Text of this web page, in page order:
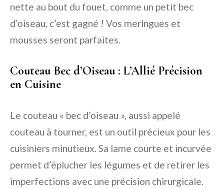
nette au bout du fouet, comme un petit bec
d’oiseau, c’est gagné ! Vos meringues et
mousses seront parfaites.
Couteau Bec d’Oiseau : L’Allié Précision
en Cuisine
Le couteau « bec d’oiseau », aussi appelé
couteau à tourner, est un outil précieux pour les
cuisiniers minutieux. Sa lame courte et incurvée
permet d’éplucher les légumes et de retirer les
imperfections avec une précision chirurgicale.